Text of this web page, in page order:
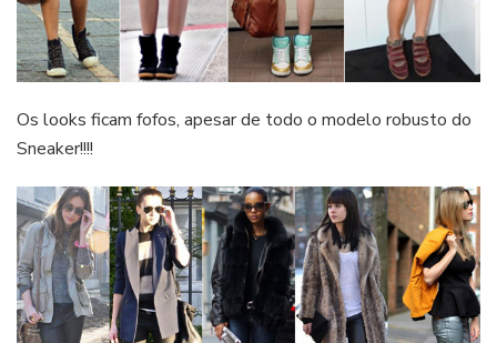
Os looks ficam fofos, apesar de todo o modelo robusto do
Sneaker!!!!